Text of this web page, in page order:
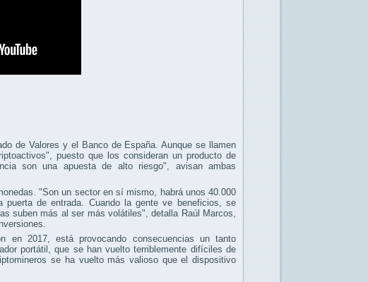
de Valores y el Banco de España. Aunque se llamen
puesto que los consideran un producto de
son una apuesta de alto riesgo", avisan ambas
"Son un sector en sí mismo, habrá unos 40.000
de entrada. Cuando la gente ve beneficios, se
suben más al ser más volátiles", detalla Raúl Marcos,
en 2017, está provocando consecuencias un tanto
portátil, que se han vuelto terriblemente difíciles de
se ha vuelto más valioso que el dispositivo